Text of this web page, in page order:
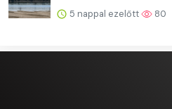
5 nappal ezelőtt 80